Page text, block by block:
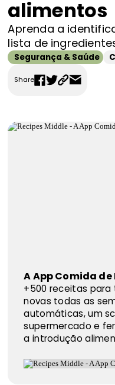
FAQS
Contactos
alimentos
Aprenda a
lista de
Segurança & Saúde
Share
A App Comida de
+500 receitas
novas todas as
automáticas, um
supermercado e
a introdução